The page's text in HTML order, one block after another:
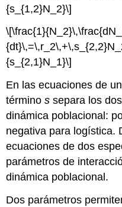
{s_{1,2}N_2}\]
{s_{2,1}N_1}\]
En las ecuaciones de
términos separa los
dinámica poblacional:
negativa para logística.
ecuaciones de dos
parámetros de
dinámica poblacional.
Dos parámetros